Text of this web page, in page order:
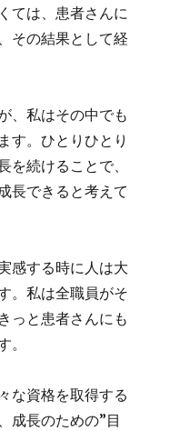
ては、患者さんに
その結果として経
、私はその中でも
す。ひとりひとり
を続けることで、
長できると考えて
感する時に人は大
。私は全職員がそ
っと患者さんにも
。
な資格を取得する
成長のための”目